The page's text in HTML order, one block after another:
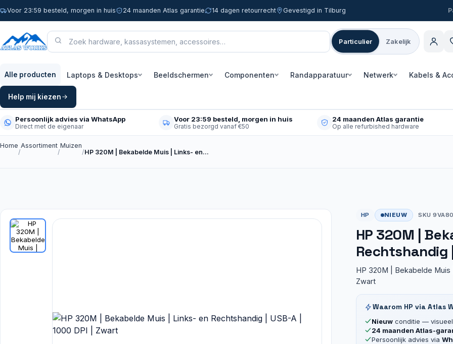
Voor 23:59 besteld, morgen in huis 24 maanden Atlas garantie 14 dagen retourrecht Gevestigd in Tilburg
Particulier Zakelijk
Alle producten Laptops & Desktops Beeldschermen Componenten Randapparatuur Netwerk Kabels &
Help mij kiezen
Persoonlijk advies via WhatsApp
Direct met de eigenaar
Voor 23:59 besteld, morgen in huis
Gratis bezorgd vanaf €50
24 maanden Atlas garantie
Op alle refurbished hardware
Home
/
Assortiment
/
Muizen
/HP 320M | Bekabelde Muis | Links- en…
HP NIEUW SKU
HP 320M |
Rechtshandig
HP 320M | Bekabelde Muis
Zwart
Waarom HP via Atlas
Nieuwconditie — visueel
24 maanden Atlas-
Persoonlijk advies via